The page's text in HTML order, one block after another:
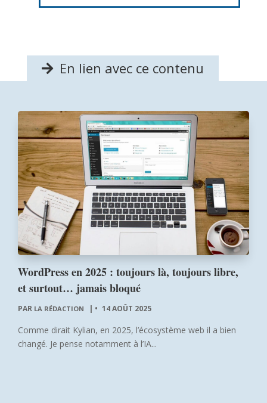
En lien avec ce contenu
WordPress en 2025 : toujours là, toujours libre,
et surtout… jamais bloqué
PAR LA RÉDACTION | 14 AOÛT 2025
Comme dirait Kylian, en 2025, l’écosystème web il a bien
changé. Je pense notamment à l’IA...